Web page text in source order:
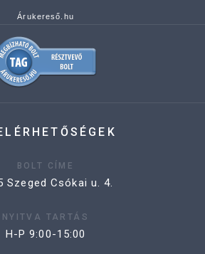
Árukereső.hu
BOLT CÍME
Szeged Csókai u. 4.
NYITVA TARTÁS
H-P 9:00-15:00